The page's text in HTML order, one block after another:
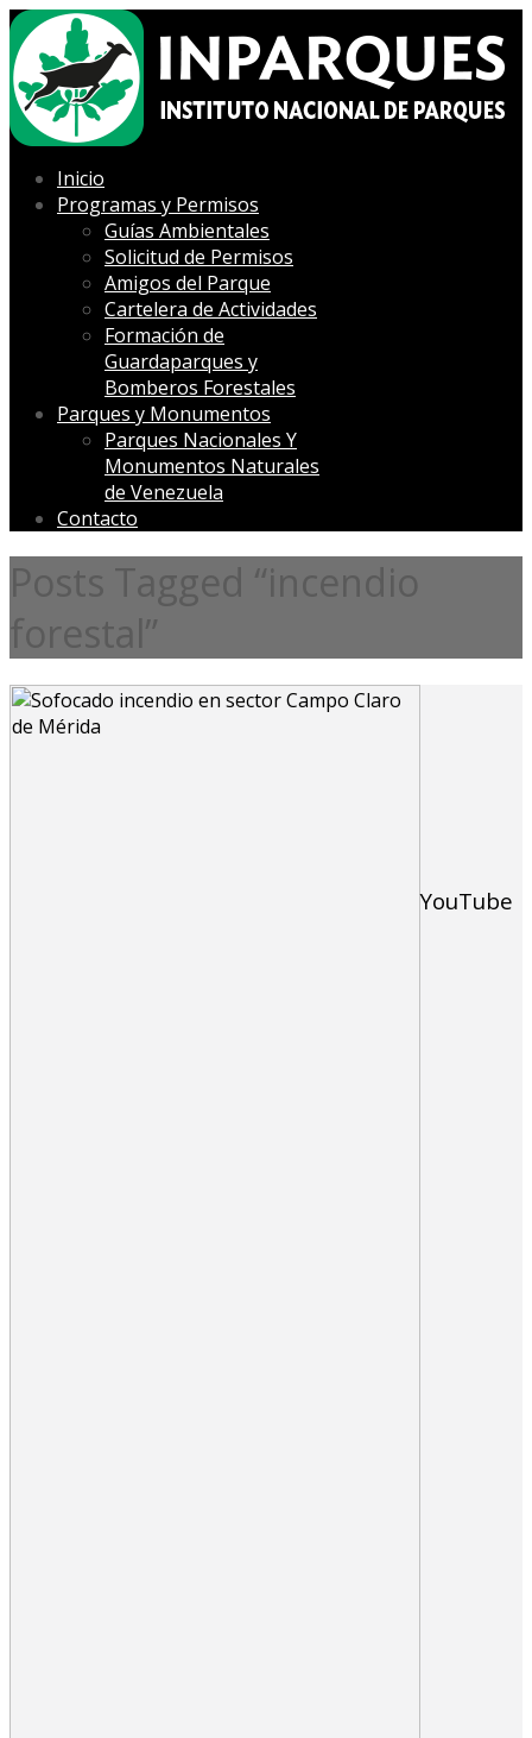
Inicio
Programas y Permisos
Guías Ambientales
Solicitud de Permisos
Amigos del Parque
Cartelera de Actividades
Formación de
Guardaparques y
Bomberos Forestales
Parques y Monumentos
Parques Nacionales Y
Monumentos Naturales
de Venezuela
Contacto
Posts Tagged “incendio
forestal”
YouTube